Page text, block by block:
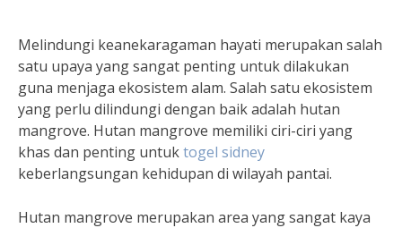
Melindungi keanekaragaman hayati merupakan salah
satu upaya yang sangat penting untuk dilakukan
guna menjaga ekosistem alam. Salah satu ekosistem
yang perlu dilindungi dengan baik adalah hutan
mangrove. Hutan mangrove memiliki ciri-ciri yang
khas dan penting untuktogel sidney
keberlangsungan kehidupan di wilayah pantai.
Hutan mangrove merupakan area yang sangat kaya